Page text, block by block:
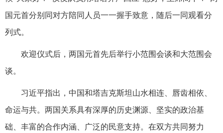
国元首分别同对方陪同人员一一握手致意，随后一同观看分
列式。
欢迎仪式后，两国元首先后举行小范围会谈和大范围会
谈。
习近平指出，中国和塔吉克斯坦山水相连、唇齿相依、
命运与共。两国关系具有深厚的历史渊源、坚实的政治基
础、丰富的合作内涵、广泛的民意支持。在双方共同努力